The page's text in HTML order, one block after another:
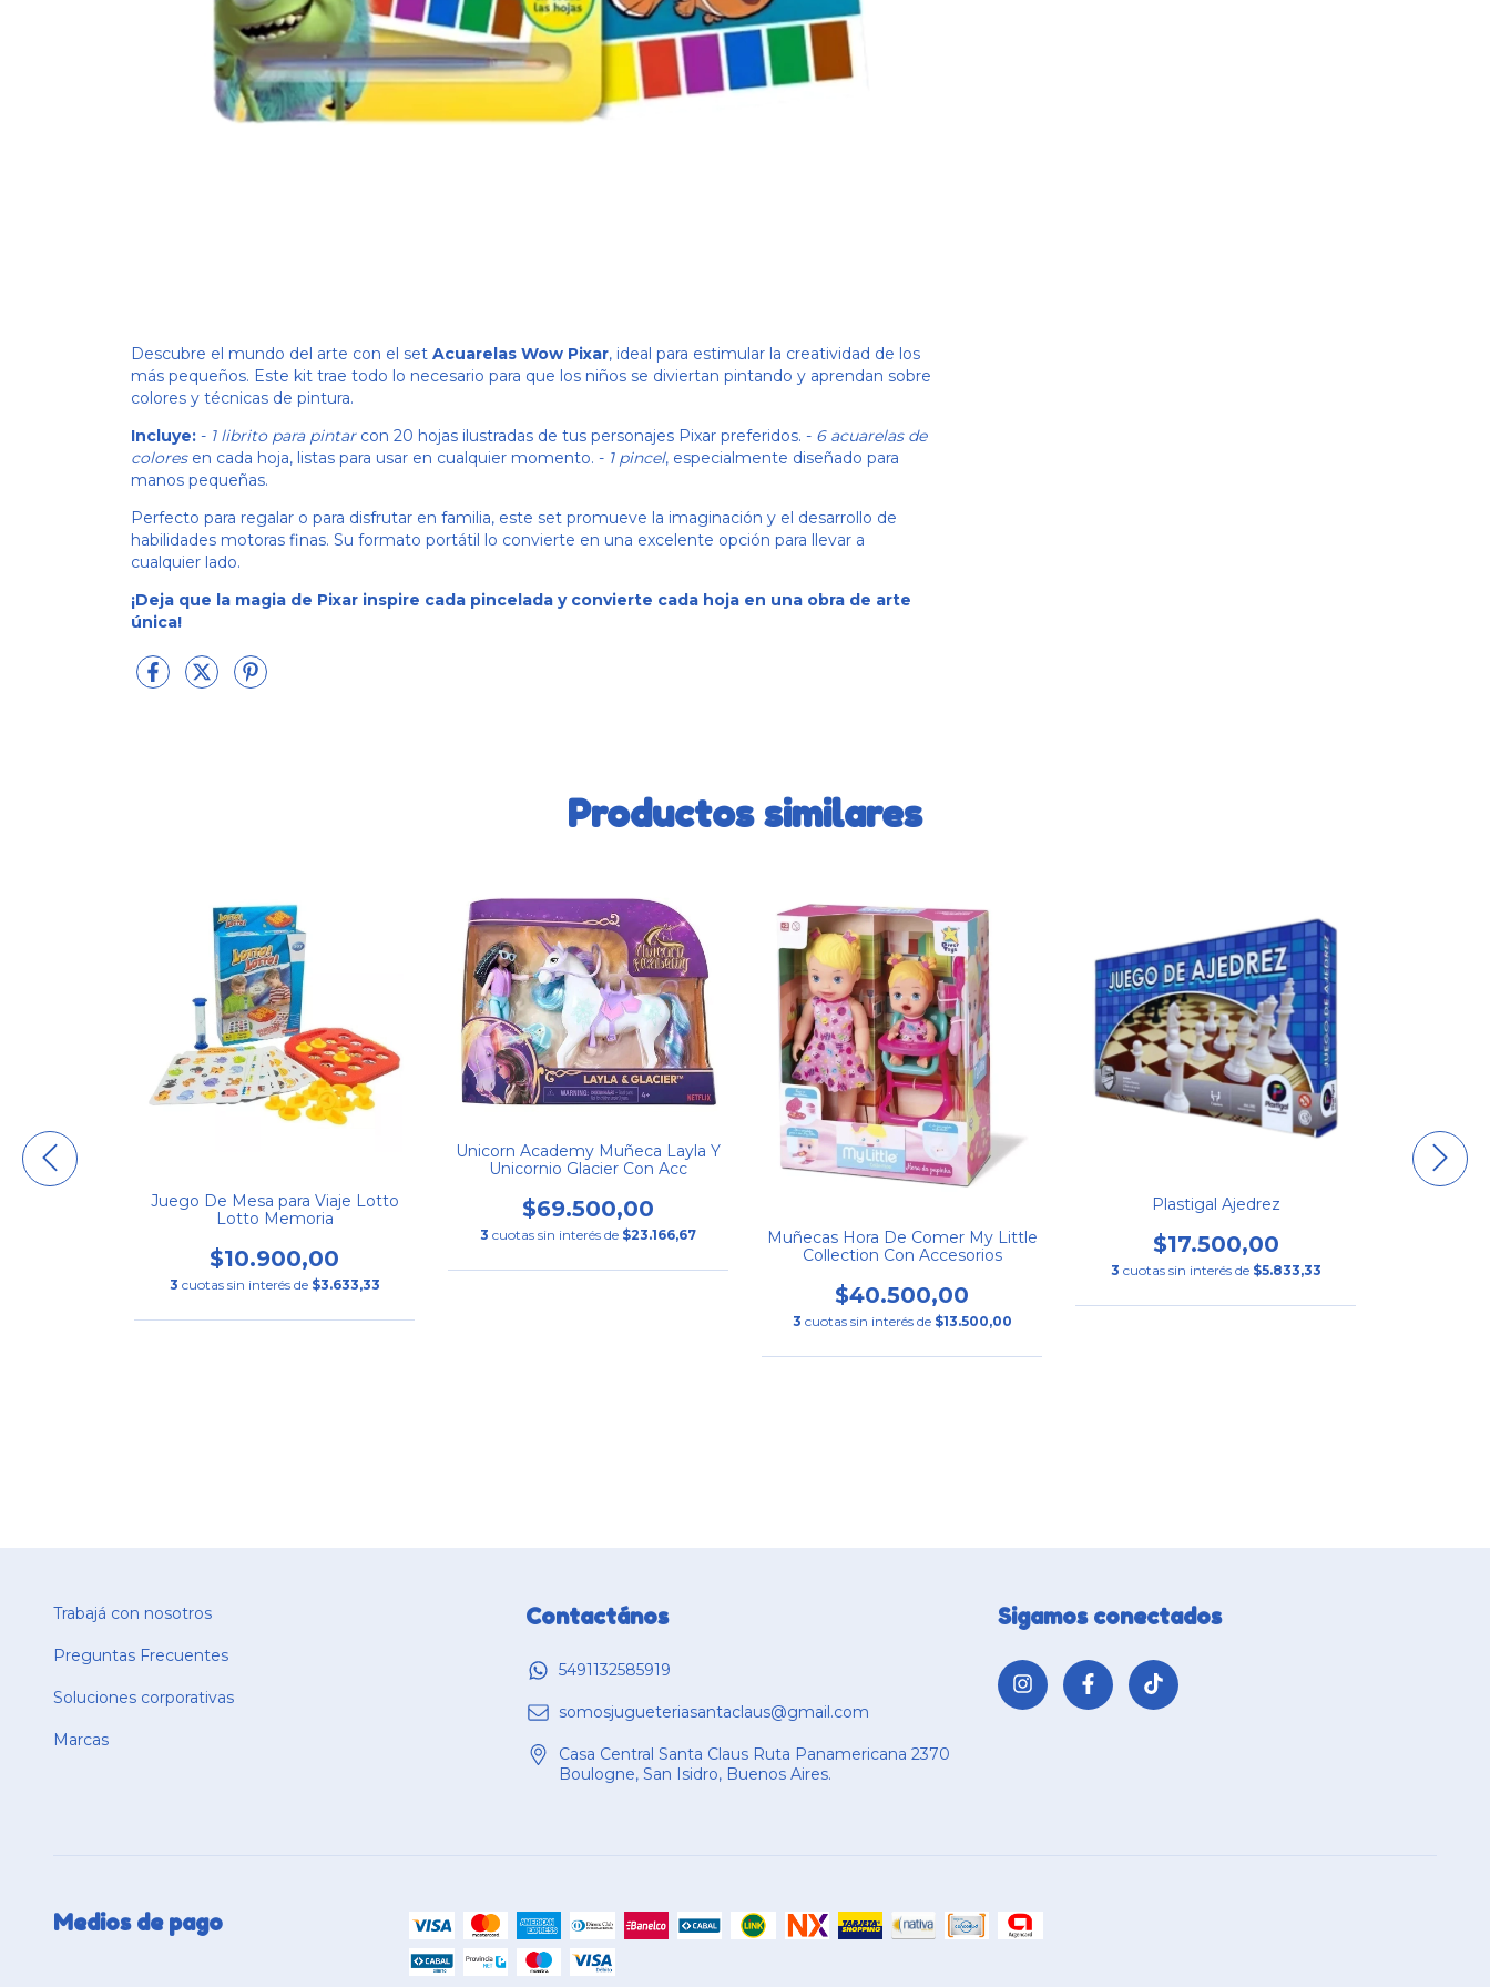
Descubre el mundo del arte con el set Acuarelas Wow Pixar, ideal para estimular la creatividad de los
más pequeños. Este kit trae todo lo necesario para que los niños se diviertan pintando y aprendan sobre
colores y técnicas de pintura.
Incluye: - 1 librito para pintarcon 20 hojas ilustradas de tus personajes Pixar preferidos. - 6 acuarelas de
coloresen cada hoja, listas para usar en cualquier momento. - 1 pincel, especialmente diseñado para
manos pequeñas.
Perfecto para regalar o para disfrutar en familia, este set promueve la imaginación y el desarrollo de
habilidades motoras finas. Su formato portátil lo convierte en una excelente opción para llevar a
cualquier lado.
¡Deja que la magia de Pixar inspire cada pincelada y convierte cada hoja en una obra de arte
única!
Productos similares
Juego De Mesa para Viaje Lotto
Lotto Memoria
$10.900,00
3 cuotas sin interés de $3.633,33
Unicorn Academy Muñeca Layla Y
Unicornio Glacier Con Acc
$69.500,00
3 cuotas sin interés de $23.166,67
Muñecas Hora De Comer My Little
Collection Con Accesorios
$40.500,00
3 cuotas sin interés de $13.500,00
Plastigal Ajedrez
$17.500,00
3 cuotas sin interés de $5.833,33
Twozies
Trabajá con nosotros
Preguntas Frecuentes
Soluciones corporativas
Marcas
Contactános
5491132585919
somosjugueteriasantaclaus@gmail.com
Casa Central Santa Claus Ruta Panamericana 2370
Boulogne, San Isidro, Buenos Aires.
Sigamos conectados
Medios de pago